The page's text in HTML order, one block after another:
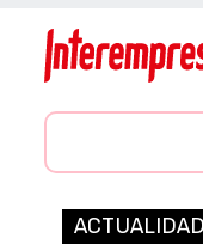
ACTUALIDAD